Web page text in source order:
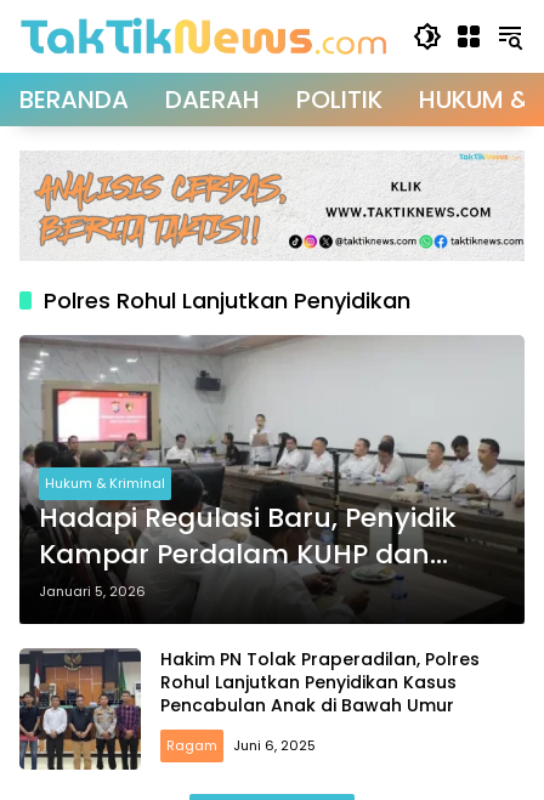
BERANDA DAERAH POLITIK HUKUM &
Polres Rohul Lanjutkan Penyidikan
Hukum & Kriminal
Hadapi Regulasi Baru, Penyidik
Kampar Perdalam KUHP dan
KUHAP
Januari 5, 2026
Hakim PN Tolak Praperadilan, Polres
Rohul Lanjutkan Penyidikan Kasus
Pencabulan Anak di Bawah Umur
Ragam Juni 6, 2025